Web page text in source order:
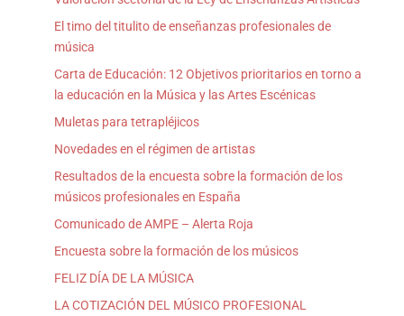
El timo del titulito de enseñanzas profesionales de
música
Carta de Educación: 12 Objetivos prioritarios en torno a
la educación en la Música y las Artes Escénicas
Muletas para tetrapléjicos
Novedades en el régimen de artistas
Resultados de la encuesta sobre la formación de los
músicos profesionales en España
Comunicado de AMPE – Alerta Roja
Encuesta sobre la formación de los músicos
FELIZ DÍA DE LA MÚSICA
LA COTIZACIÓN DEL MÚSICO PROFESIONAL